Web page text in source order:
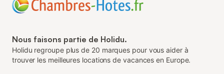
Nous faisons partie de Holidu.
Holidu regroupe plus de 20 marques pour vous aider à
trouver les meilleures locations de vacances en Europe.